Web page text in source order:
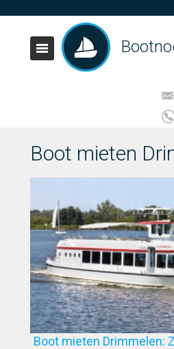
Boot mieten
Boot mieten